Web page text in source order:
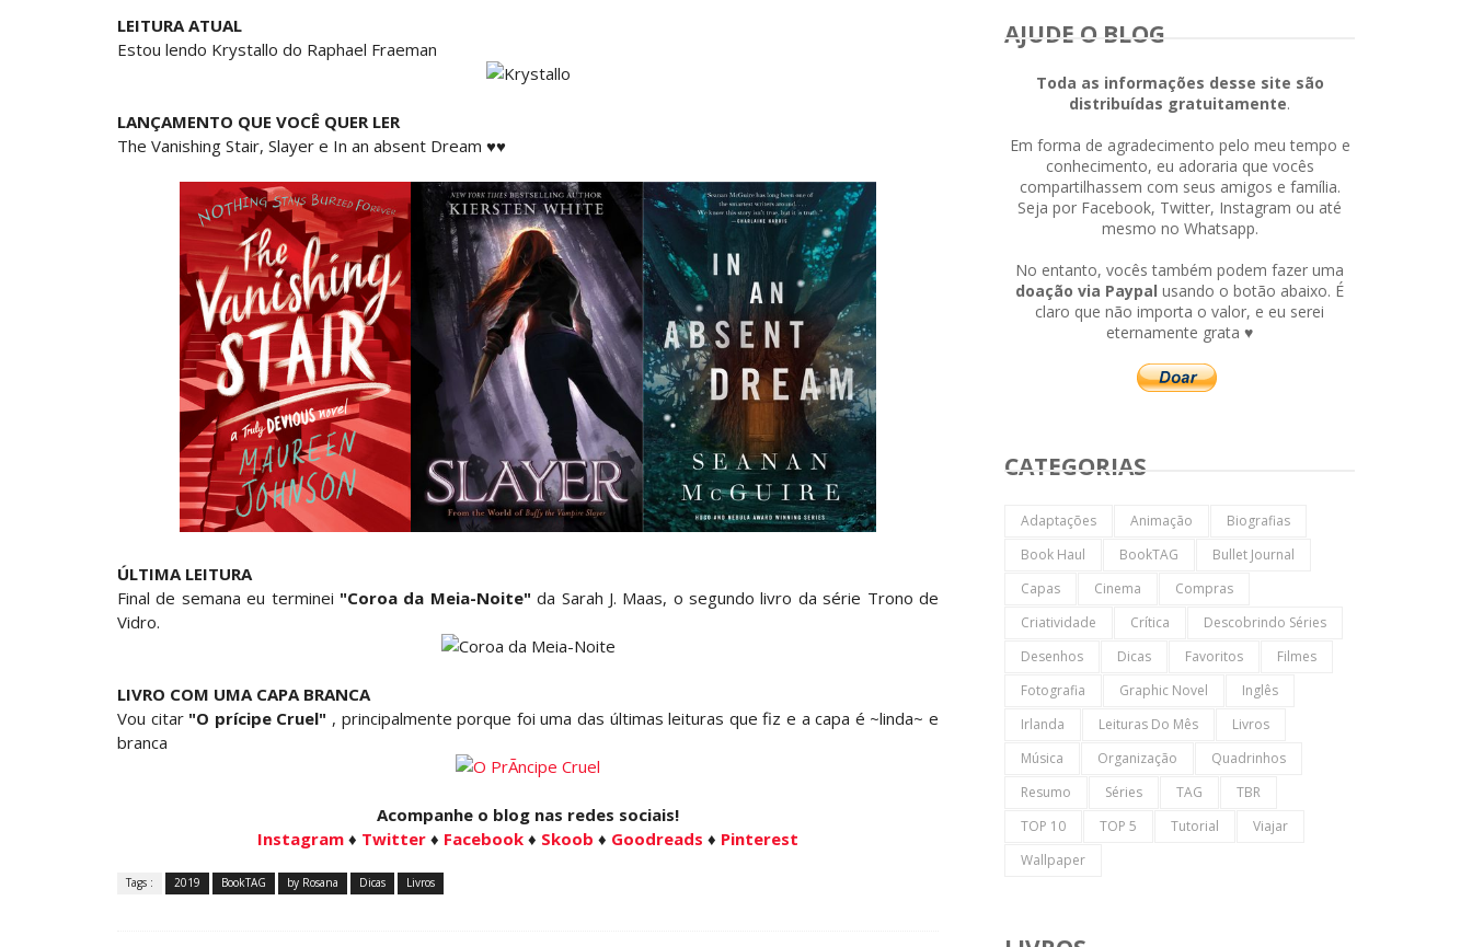
LEITURA ATUAL
Estou lendo Krystallo do Raphael Fraeman
LANÇAMENTO QUE VOCÊ QUER LER
The Vanishing Stair, Slayer e In an absent Dream ♥♥
ÚLTIMA LEITURA
Final de semana eu terminei "Coroa da Meia-Noite" da Sarah J. Maas, o segundo livro da série Trono de
Vidro.
LIVRO COM UMA CAPA BRANCA
Vou citar"O prícipe Cruel" , principalmente porque foi uma das últimas leituras que fiz e a capa é ~linda~ e
branca
Acompanhe o blog nas redes sociais!
Instagram ♦ Twitter ♦ Facebook ♦ Skoob ♦ Goodreads ♦ Pinterest
Tags : 2019 BookTAG by Rosana Dicas Livros
AJUDE O BLOG
Toda as informações desse site são
distribuídas gratuitamente.
Em forma de agradecimento pelo meu tempo e
conhecimento, eu adoraria que vocês
compartilhassem com seus amigos e família.
Seja por Facebook, Twitter, Instagram ou até
mesmo no Whatsapp.
No entanto, vocês também podem fazer uma
doação via Paypal usando o botão abaixo. É
claro que não importa o valor, e eu serei
eternamente grata ♥
CATEGORIAS
Adaptações Animação
Biografias
Book Haul
BookTAG
Bullet Journal
Capas
Cinema
Compras
Criatividade
Crítica
Descobrindo Séries
Desenhos
Dicas Favoritos
Filmes
Fotografia
Graphic Novel
Inglês
Irlanda
Leituras Do Mês
Livros
Música
Organização
Quadrinhos
Resumo
Séries TAG
TBR
TOP 10
TOP 5 Tutorial
Viajar
Wallpaper